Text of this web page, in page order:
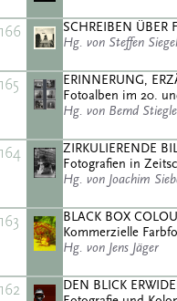
166
SCHREIBEN ÜBER
Hg. von Steffen
165
ERINNERUNG,
Fotoalben im 20.
Hg. von Bernd
164
ZIRKULIERENDE
Fotografien in
Hg. von Joachim
163
BLACK BOX
Kommerzielle
Hg. von Jens Jäger
162
DEN BLICK